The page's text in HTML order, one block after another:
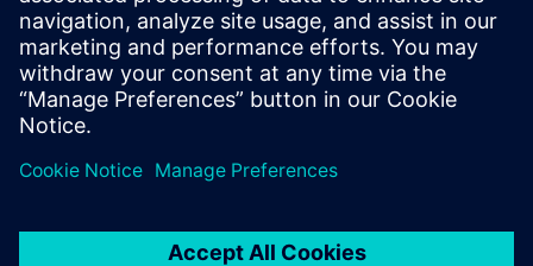
virtuális formában, vagy a SITRAIN képzési központunkban. Ez
a fajta kérés nagyobb csoportok számára (6 főtől) lenne
megfelelő. Miután megadta elérhetőségi adatait és képzési
igényeit, árajánlatot küldünk Önnek.
Exkluzív árajánlat kérése